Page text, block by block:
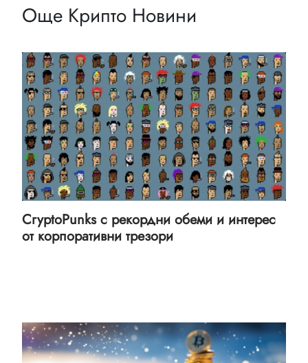
Още Крипто Новини
CryptoPunks с рекордни обеми и интерес
от корпоративни трезори